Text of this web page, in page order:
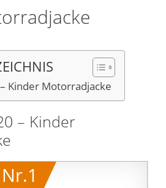
Kinder Motorradjacke
– Kinder